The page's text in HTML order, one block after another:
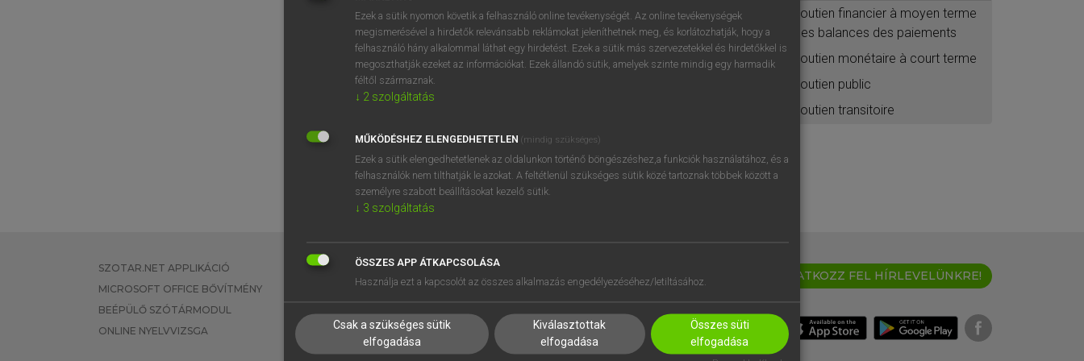
BELÉPÉS
regisztrálok ésbelépek.
REGISZTRÁCIÓ
soutien financier à moyen terme
des balances des paiements
soutien monétaire à court terme
soutien public
soutien transitoire
SZOTAR.NET APPLIKÁCIÓ
MICROSOFT OFFICE BŐVÍTMÉNY
BEÉPÜLŐ SZÓTÁRMODUL
ONLINE NYELVVIZSGA
EGYÉNI FELHASZNÁLÓKNAK
TANULÓKNAK
VÁLLALATI MEGOLDÁSOK
SÚGÓ
RÓLUNK
SÜTI BEÁLLÍTÁSOK
IRATKOZZ FEL HÍRLEVELÜNKRE!
Ezek a sütik nyomon követik a felhasználó online tevékenységét. Az online tevékenységek
megismerésével a hirdetők relevánsabb reklámokat jeleníthetnek meg, és korlátozhatják, hogy a
felhasználó hány alkalommal láthat egy hirdetést. Ezek a sütik más szervezetekkel és hirdetőkkel is
megoszthatják ezeket az információkat. Ezek állandó sütik, amelyek szinte mindig egy harmadik
féltől származnak.
↓ 2 szolgáltatás
MŰKÖDÉSHEZ ELENGEDHETETLEN (mindig szükséges)
Ezek a sütik elengedhetetlenek az oldalunkon történő böngészéshez,a funkciók használatához, és a
felhasználók nem tilthatják le azokat. A feltétlenül szükséges sütik közé tartoznak többek között a
személyre szabott beállításokat kezelő sütik.
↓ 3 szolgáltatás
ÖSSZES APP ÁTKAPCSOLÁSA
Használja ezt a kapcsolót az összes alkalmazás engedélyezéséhez/letiltásához.
Csak a szükséges sütik
elfogadása
Kiválasztottak
elfogadása
Összes süti
elfogadása